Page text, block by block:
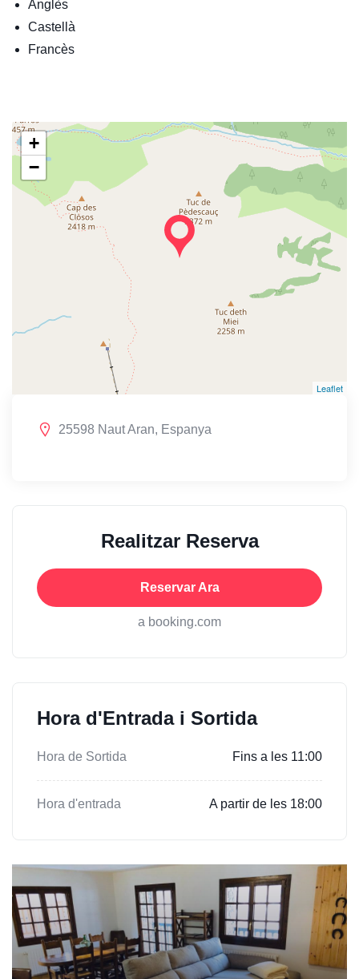
Anglès
Castellà
Francès
+
−
Leaflet
25598 Naut Aran, Espanya
Realitzar Reserva
Reservar Ara
a booking.com
Hora d'Entrada i Sortida
Hora de Sortida Fins a les 11:00
Hora d'entrada A partir de les 18:00